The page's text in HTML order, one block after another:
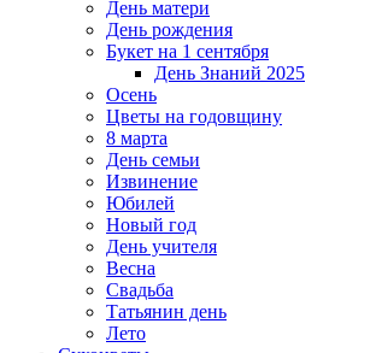
День матери
День рождения
Букет на 1 сентября
День Знаний 2025
Осень
Цветы на годовщину
8 марта
День семьи
Извинение
Юбилей
Новый год
День учителя
Весна
Свадьба
Татьянин день
Лето